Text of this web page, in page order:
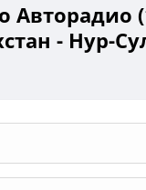
Авторадио
- Нур-